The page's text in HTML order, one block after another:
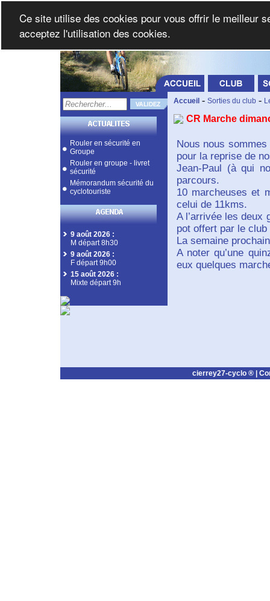
Rouler en sécurité en
Groupe
Rouler en groupe - livret
sécurité
Mémorandum sécurité du
cyclotouriste
9 août 2026 :
M départ 8h30
9 août 2026 :
F départ 9h00
15 août 2026 :
Mixte départ 9h
Accueil - Sorties du club -
CR Marche
Nous nous
pour la reprise de
Jean-Paul (à qui
parcours.
10 marcheuses et
celui de 11kms.
A l’arrivée les deux
pot offert par le
La semaine
A noter qu’une
eux quelques
cierrey27-cyclo ® |
Ce site utilise des cookies pour vous offrir le meilleur
acceptez l'utilisation des cookies.